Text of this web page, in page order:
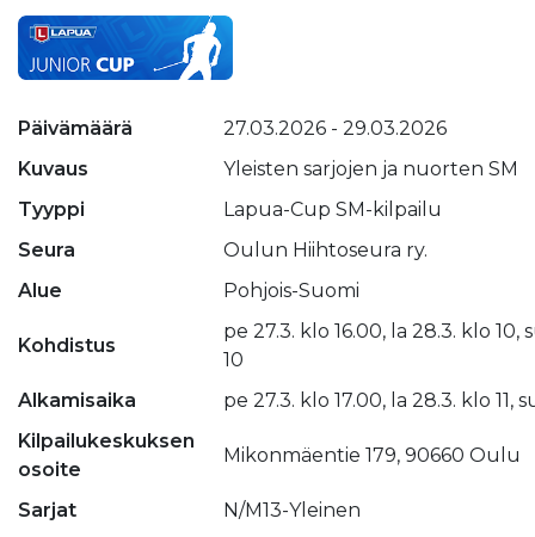
Päivämäärä
27.03.2026 - 29.03.2026
Kuvaus
Yleisten sarjojen ja nuorten SM
Tyyppi
Lapua-Cup SM-kilpailu
Seura
Oulun Hiihtoseura ry.
Alue
Pohjois-Suomi
Kohdistus
pe 27.3. klo 16.00, la 28.3. klo 10,
10
Alkamisaika
pe 27.3. klo 17.00, la 28.3. klo 11,
Kilpailukeskuksen
osoite
Mikonmäentie 179, 90660 Oulu
Sarjat
N/M13-Yleinen